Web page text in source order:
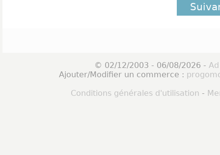
© 02/12/2003 - 06/08/2026 -
Ajouter/Modifier un commerce :
Conditions générales d'utilisation -